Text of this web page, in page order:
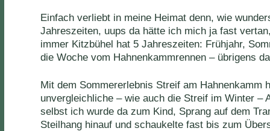
Einfach verliebt in meine Heimat denn, wie
Jahreszeiten, uups da hätte ich mich ja fast
immer Kitzbühel hat 5 Jahreszeiten: Frühjahr,
die Woche vom Hahnenkammrennen – übrigens
Mit dem Sommererlebnis Streif am Hahnenkamm
unvergleichliche – wie auch die Streif im Winter –
selbst ich wurde da zum Kind, Sprang auf dem
Steilhang hinauf und schaukelte fast bis zum